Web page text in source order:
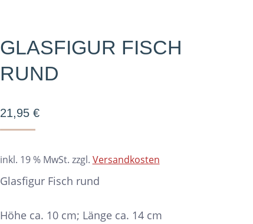
GLASFIGUR FISCH
RUND
21,95 €
inkl. 19 % MwSt. zzgl. Versandkosten
Glasfigur Fisch rund
Höhe ca. 10 cm; Länge ca. 14 cm